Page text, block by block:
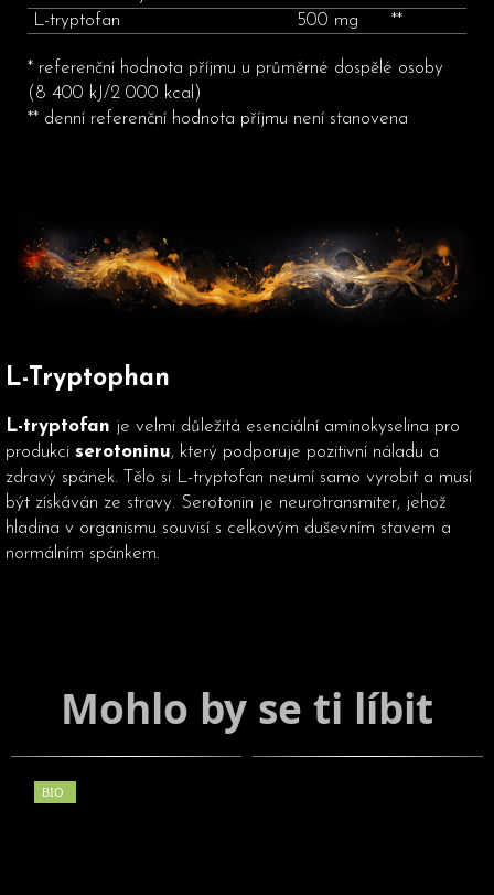
L-tryptofan
500 mg **
* referenční hodnota příjmu u průměrné dospělé osoby
(8 400 kJ/2 000 kcal)
** denní referenční hodnota příjmu není stanovena
L-Tryptophan
L-tryptofan je velmi důležitá esenciální aminokyselina pro
produkci serotoninu, který podporuje pozitivní náladu a
zdravý spánek. Tělo si L-tryptofan neumí samo vyrobit a musí
být získáván ze stravy. Serotonin je neurotransmiter, jehož
hladina v organismu souvisí s celkovým duševním stavem a
normálním spánkem.
BIO